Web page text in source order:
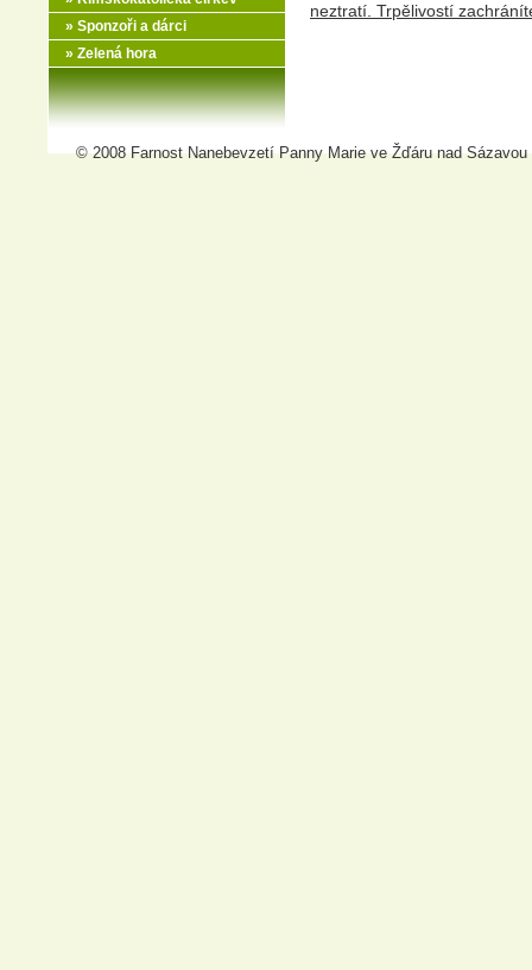
» Sponzoři a dárci
» Zelená hora
neztratí. Trpělivostí
© 2008 Farnost Nanebevzetí Panny Marie ve Žďáru nad Sázavou